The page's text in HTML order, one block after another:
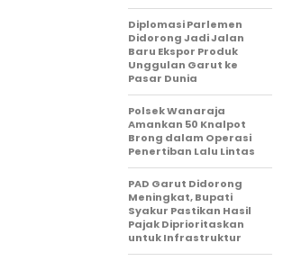
Diplomasi Parlemen
Didorong Jadi Jalan
Baru Ekspor Produk
Unggulan Garut ke
Pasar Dunia
Polsek Wanaraja
Amankan 50 Knalpot
Brong dalam Operasi
Penertiban Lalu Lintas
PAD Garut Didorong
Meningkat, Bupati
Syakur Pastikan Hasil
Pajak Diprioritaskan
untuk Infrastruktur